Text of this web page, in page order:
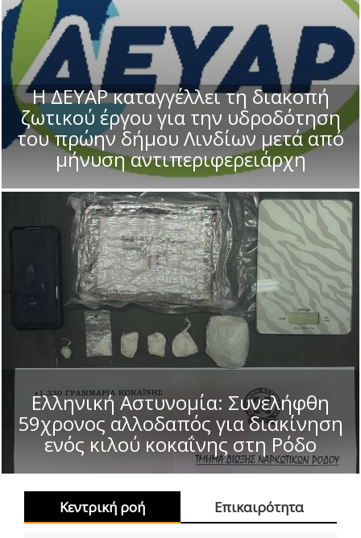
Η ΔΕΥΑΡ καταγγέλλει τη διακοπή
ζωτικού έργου για την υδροδότηση
του πρώην δήμου Λινδίων μετά από
μήνυση αντιπεριφερειάρχη
Ελληνική Αστυνομία: Συνελήφθη
59χρονος αλλοδαπός για διακίνηση
ενός κιλού κοκαΐνης στη Ρόδο
Κεντρική ροή Επικαιρότητα